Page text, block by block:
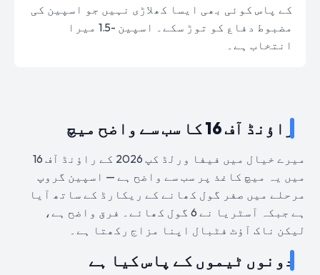
کے پاس کوئی بھی ایسا کھلاڑی نہیں جو اسپین کی
مضبوط دفاع کو توڑ سکے۔ اسپین -1.5 میرا
انتخاب ہے۔
راؤنڈ آف 16 کا سب سے واضح میچ
میرے خیال میں فیفا ورلڈ کپ 2026 کے راؤنڈ آف 16
میں یہ میچ کاغذ پر سب سے واضح ہے — اسپین گروپ
مرحلے میں صفر گول کھانے کے ریکارڈ کے ساتھ آیا
ہے جبکہ آسٹریا نے 6 گول کھائے۔ فرق واضح ہے،
لیکن ناک آؤٹ فٹبال اپنا مزاج رکھتا ہے۔
دونوں ٹیموں کے پاس کیا ہے